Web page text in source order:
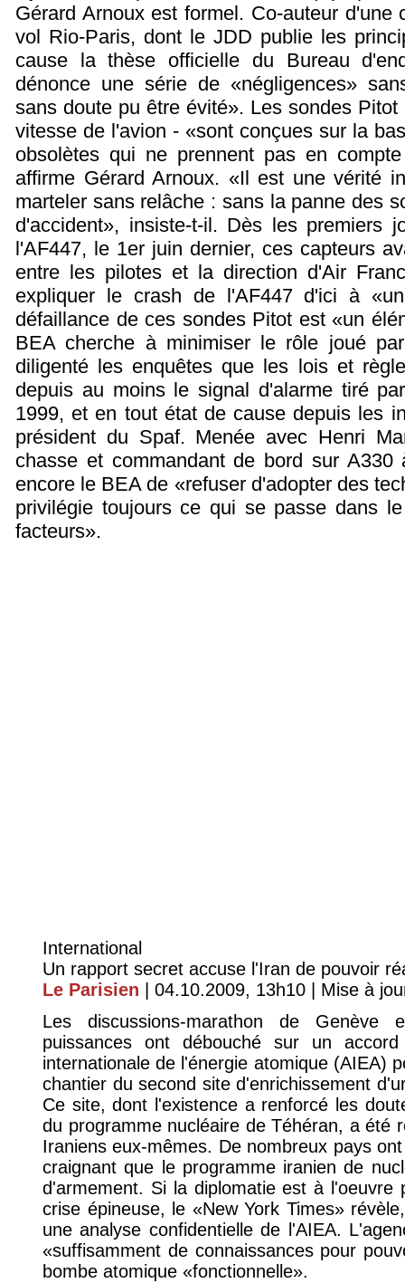
Gérard Arnoux est formel. Co-auteur d'une
vol Rio-Paris, dont le JDD publie les
cause la thèse officielle du Bureau
dénonce une série de «négligences»
sans doute pu être évité». Les sondes
vitesse de l'avion - «sont conçues sur la
obsolètes qui ne prennent pas en
affirme Gérard Arnoux. «Il est une vérité
marteler sans relâche : sans la panne des
d'accident», insiste-t-il. Dès les premiers
l'AF447, le 1er juin dernier, ces capteurs
entre les pilotes et la direction d'Air
expliquer le crash de l'AF447 d'ici à
défaillance de ces sondes Pitot est «un
BEA cherche à minimiser le rôle joué
diligenté les enquêtes que les lois et
depuis au moins le signal d'alarme tiré
1999, et en tout état de cause depuis les
président du Spaf. Menée avec Henri
chasse et commandant de bord sur
encore le BEA de «refuser d'adopter des
privilégie toujours ce qui se passe dans
facteurs».
International
Un rapport secret accuse l'Iran de pouvoir
Le Parisien | 04.10.2009, 13h10 | Mise à
Les discussions-marathon de
puissances ont débouché sur un
internationale de l'énergie atomique (AIEA)
chantier du second site d'enrichissement
Ce site, dont l'existence a renforcé les
du programme nucléaire de Téhéran, a été
Iraniens eux-mêmes. De nombreux pays
craignant que le programme iranien de
d'armement. Si la diplomatie est à l'oeuvre
crise épineuse, le «New York Times»
une analyse confidentielle de l'AIEA.
«suffisamment de connaissances pour
bombe atomique «fonctionnelle».